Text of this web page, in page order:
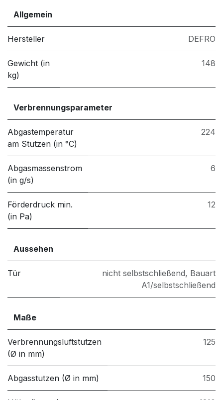
Allgemein
Hersteller DEFRO
Gewicht (in
kg)
148
Verbrennungsparameter
Abgastemperatur
am Stutzen (in °C)
224
Abgasmassenstrom
(in g/s)
6
Förderdruck min.
(in Pa)
12
Aussehen
Tür nicht selbstschließend, Bauart
A1/selbstschließend
Maße
Verbrennungsluftstutzen
(Ø in mm)
125
Abgasstutzen (Ø in mm) 150